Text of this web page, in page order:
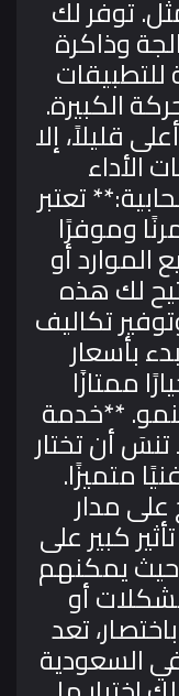
توفر لك
وذاكرة
للتطبيقات
الكبيرة.
قليلاً، إلا
الأداء
تعتبر
وموفرًا
أو
لك هذه
تكاليف
بأسعار
ممتازًا
**خدمة
أن تختار
متميزًا.
مدار
كبير على
حيث يمكنهم
أو
باختصار، تعد
السعودية